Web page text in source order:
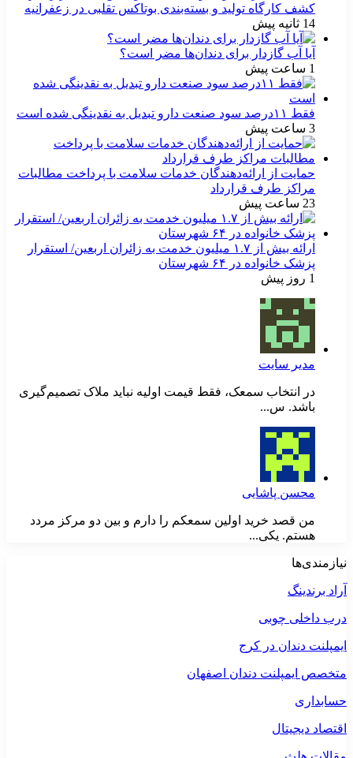
کشف کارگاه تولید و بسته‌بندی بوتاکس تقلبی در زعفرانیه
14 ثانیه پیش
آیا آب گازدار برای دندان‌ها مضر است؟
1 ساعت پیش
فقط ۱۱‌درصد سود صنعت دارو تبدیل به نقدینگی شده است
3 ساعت پیش
حمایت از ارائه‌دهندگان خدمات سلامت با پرداخت مطالبات
مراکز طرف قرارداد
23 ساعت پیش
ارائه بیش از ۱.۷ میلیون خدمت به زائران اربعین/ استقرار
پزشک خانواده در ۶۴ شهرستان
1 روز پیش
مدیر سایت
در انتخاب سمعک، فقط قیمت اولیه نباید ملاک تصمیم‌گیری
باشد. س...
محسن پاشایی
من قصد خرید اولین سمعکم را دارم و بین دو مرکز مردد
هستم. یکی...
نیازمندی‌ها
آراد برندینگ
درب داخلی چوبی
ایمپلنت دندان در کرج
متخصص ایمپلنت دندان اصفهان
حسابداری
اقتصاد دیجیتال